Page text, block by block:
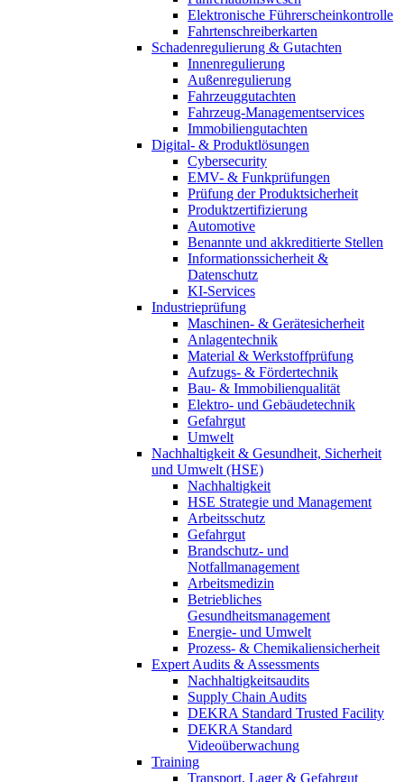
Elektronische Führerscheinkontrolle
Fahrtenschreiberkarten
Schadenregulierung & Gutachten
Innenregulierung
Außenregulierung
Fahrzeuggutachten
Fahrzeug-Managementservices
Immobiliengutachten
Digital- & Produktlösungen
Cybersecurity
EMV- & Funkprüfungen
Prüfung der Produktsicherheit
Produktzertifizierung
Automotive
Benannte und akkreditierte Stellen
Informationssicherheit &
Datenschutz
KI-Services
Industrieprüfung
Maschinen- & Gerätesicherheit
Anlagentechnik
Material & Werkstoffprüfung
Aufzugs- & Fördertechnik
Bau- & Immobilienqualität
Elektro- und Gebäudetechnik
Gefahrgut
Umwelt
Nachhaltigkeit & Gesundheit, Sicherheit
und Umwelt (HSE)
Nachhaltigkeit
HSE Strategie und Management
Arbeitsschutz
Gefahrgut
Brandschutz- und
Notfallmanagement
Arbeitsmedizin
Betriebliches
Gesundheitsmanagement
Energie- und Umwelt
Prozess- & Chemikaliensicherheit
Expert Audits & Assessments
Nachhaltigkeitsaudits
Supply Chain Audits
DEKRA Standard Trusted Facility
DEKRA Standard
Videoüberwachung
Training
Transport, Lager & Gefahrgut